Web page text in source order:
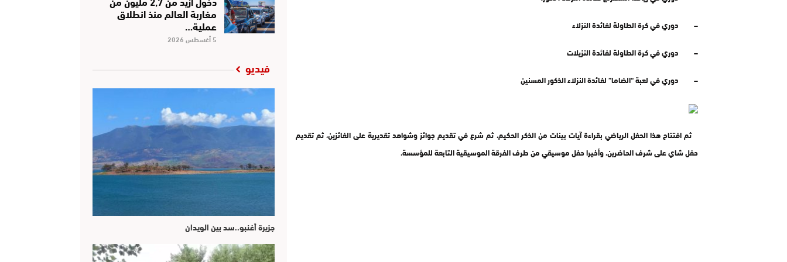
– دوري في كرة الطاولة لفائدة النزلاء
– دوري في كرة الطاولة لفائدة النزيلات
– دوري في لعبة “الضاما” لفائدة النزلاء الذكور المسنين
ثم افتتاح هذا الحفل الرياضي بقراءة آيات بينات من الذكر الحكيم، ثم شرع في تقديم جوائز وشواهد تقديرية على الفائزين، ثم تقديم
حفل شاي على شرف الحاضرين، وأخيرا حفل موسيقي من طرف الفرقة الموسيقية التابعة للمؤسسة.
مغاربة العالم منذ انطلاق
عملية…
5 أغسطس 2026
فيديو
جزيرة أغنبو..سد بين الويدان